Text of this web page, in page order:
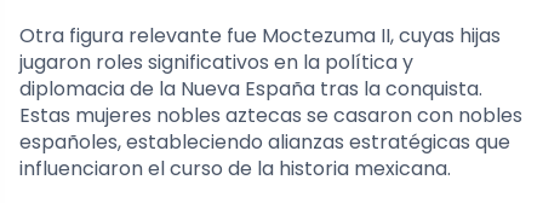
Otra figura relevante fue Moctezuma II, cuyas hijas
jugaron roles significativos en la política y
diplomacia de la Nueva España tras la conquista.
Estas mujeres nobles aztecas se casaron con nobles
españoles, estableciendo alianzas estratégicas que
influenciaron el curso de la historia mexicana.